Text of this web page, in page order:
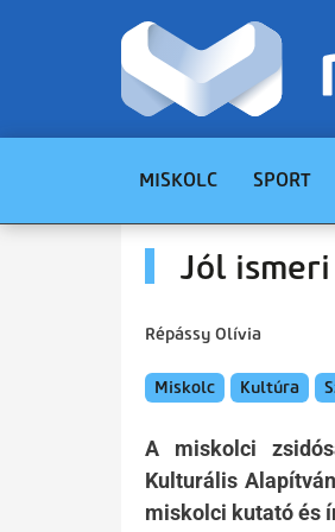
MISKOLC SPORT
Jól
Répássy Olívia
Miskolc Kultúra
A miskolci
Kulturális
miskolci kutató és